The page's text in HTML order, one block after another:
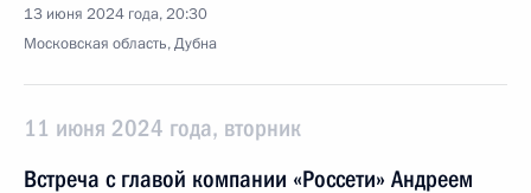
13 июня 2024 года, 20:30
Московская область, Дубна
11 июня 2024 года, вторник
Встреча с главой компании «Россети» Андреем